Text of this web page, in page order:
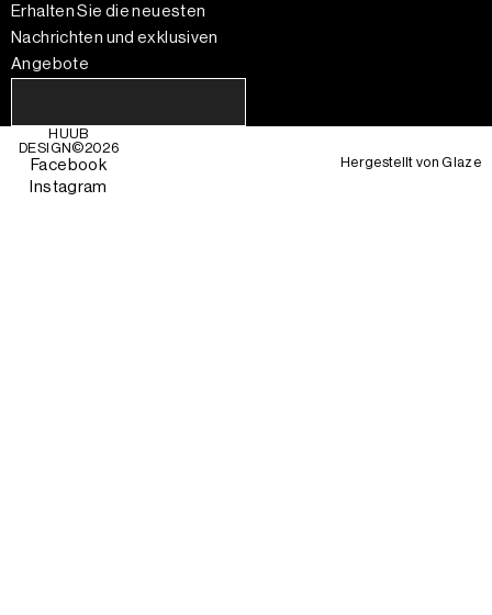
Erhalten Sie die neuesten
Nachrichten und exklusiven
Angebote
HUUB
DESIGN©2026
Facebook
Instagram
Hergestellt vonGlaze